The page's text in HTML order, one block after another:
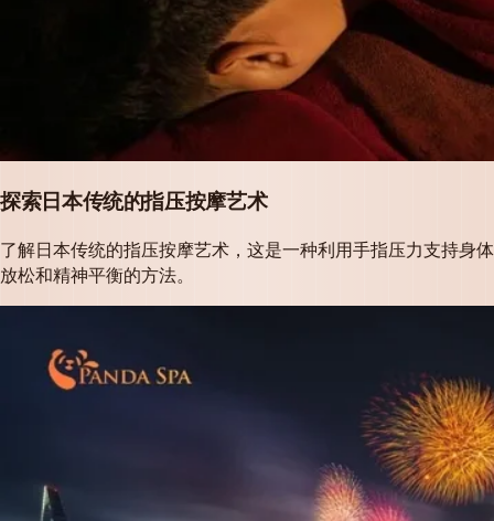
探索日本传统的指压按摩艺术
了解日本传统的指压按摩艺术，这是一种利用手指压力支持身体
放松和精神平衡的方法。